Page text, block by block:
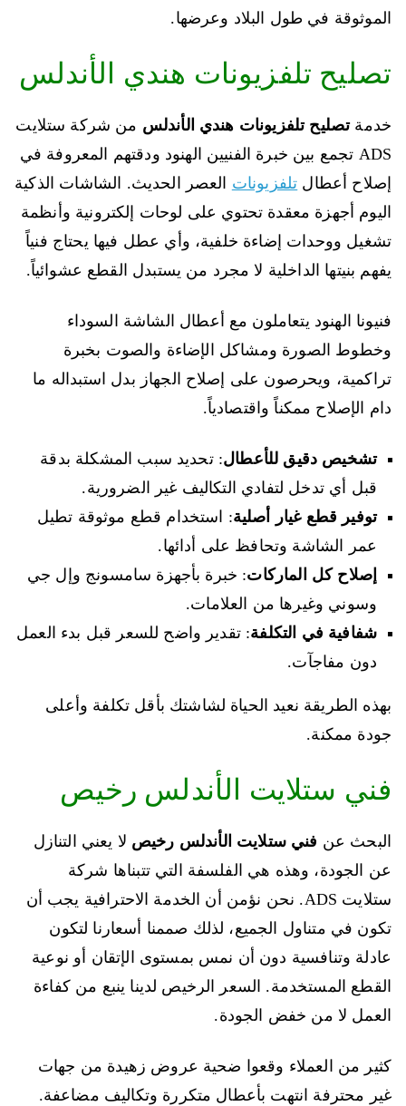
الموثوقة في طول البلاد وعرضها.
تصليح تلفزيونات هندي الأندلس
خدمةتصليح تلفزيونات هندي الأندلس من شركة ستلايت
ADS تجمع بين خبرة الفنيين الهنود ودقتهم المعروفة في
إصلاح أعطال تلفزيونات العصر الحديث. الشاشات الذكية
اليوم أجهزة معقدة تحتوي على لوحات إلكترونية وأنظمة
تشغيل ووحدات إضاءة خلفية، وأي عطل فيها يحتاج فنياً
يفهم بنيتها الداخلية لا مجرد من يستبدل القطع عشوائياً.
فنيونا الهنود يتعاملون مع أعطال الشاشة السوداء
وخطوط الصورة ومشاكل الإضاءة والصوت بخبرة
تراكمية، ويحرصون على إصلاح الجهاز بدل استبداله ما
دام الإصلاح ممكناً واقتصادياً.
تشخيص دقيق للأعطال: تحديد سبب المشكلة بدقة
قبل أي تدخل لتفادي التكاليف غير الضرورية.
توفير قطع غيار أصلية: استخدام قطع موثوقة تطيل
عمر الشاشة وتحافظ على أدائها.
إصلاح كل الماركات: خبرة بأجهزة سامسونج وإل جي
وسوني وغيرها من العلامات.
شفافية في التكلفة: تقدير واضح للسعر قبل بدء العمل
دون مفاجآت.
بهذه الطريقة نعيد الحياة لشاشتك بأقل تكلفة وأعلى
جودة ممكنة.
فني ستلايت الأندلس رخيص
البحث عن فني ستلايت الأندلس رخيص لا يعني التنازل
عن الجودة، وهذه هي الفلسفة التي تتبناها شركة
ستلايت ADS. نحن نؤمن أن الخدمة الاحترافية يجب أن
تكون في متناول الجميع، لذلك صممنا أسعارنا لتكون
عادلة وتنافسية دون أن نمس بمستوى الإتقان أو نوعية
القطع المستخدمة. السعر الرخيص لدينا ينبع من كفاءة
العمل لا من خفض الجودة.
كثير من العملاء وقعوا ضحية عروض زهيدة من جهات
غير محترفة انتهت بأعطال متكررة وتكاليف مضاعفة.